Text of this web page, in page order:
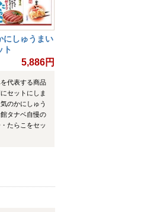
にしゅうまい
ト
5,886円
代表する商品
セットにしま
のかにしゅう
タナベ自慢の
たらこをセッ